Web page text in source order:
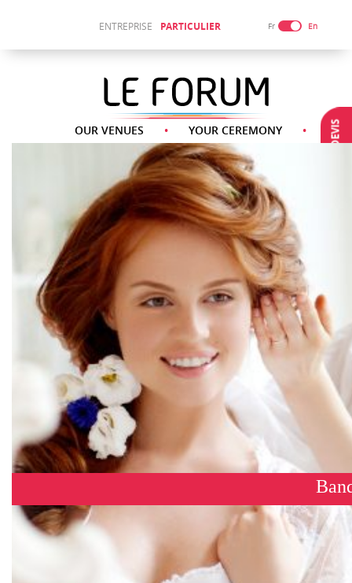
ENTREPRISE PARTICULIER Fr En
OUR VENUES YOUR CEREMONY DEMANDE DEVIS